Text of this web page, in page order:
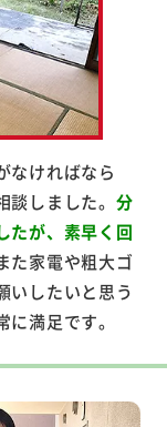
なければなら
しました。 分
たが、素早く回
た家電や粗大ゴ
いしたいと思う
満足です。